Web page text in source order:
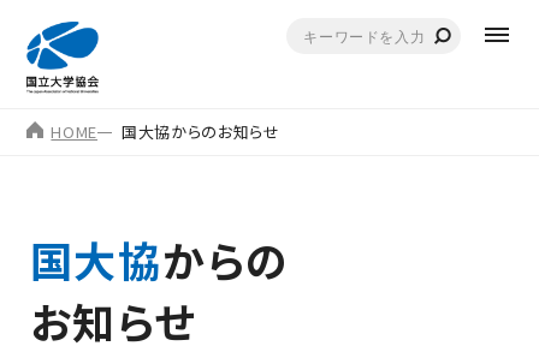
HOME 国大協からのお知らせ
国大協からの
お知らせ